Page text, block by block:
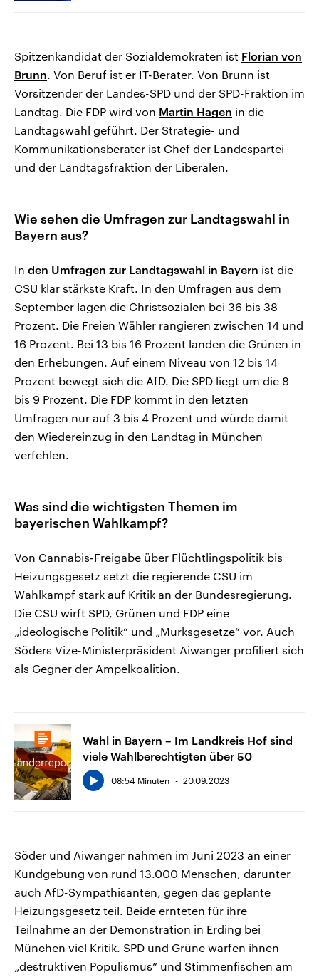
Spitzenkandidat der Sozialdemokraten ist Florian von
Brunn . Von Beruf ist er IT-Berater. Von Brunn ist
Vorsitzender der Landes-SPD und der SPD-Fraktion im
Landtag. Die FDP wird von Martin Hagen in die
Landtagswahl geführt. Der Strategie- und
Kommunikationsberater ist Chef der Landespartei
und der Landtagsfraktion der Liberalen.
Wie sehen die Umfragen zur Landtagswahl in
Bayern aus?
In den Umfragen zur Landtagswahl in Bayern ist die
CSU klar stärkste Kraft. In den Umfragen aus dem
September lagen die Christsozialen bei 36 bis 38
Prozent. Die Freien Wähler rangieren zwischen 14 und
16 Prozent. Bei 13 bis 16 Prozent landen die Grünen in
den Erhebungen. Auf einem Niveau von 12 bis 14
Prozent bewegt sich die AfD. Die SPD liegt um die 8
bis 9 Prozent. Die FDP kommt in den letzten
Umfragen nur auf 3 bis 4 Prozent und würde damit
den Wiedereinzug in den Landtag in München
verfehlen.
Was sind die wichtigsten Themen im
bayerischen Wahlkampf?
Von Cannabis-Freigabe über Flüchtlingspolitik bis
Heizungsgesetz setzt die regierende CSU im
Wahlkampf stark auf Kritik an der Bundesregierung.
Die CSU wirft SPD, Grünen und FDP eine
„ideologische Politik“ und „Murksgesetze“ vor. Auch
Söders Vize-Ministerpräsident Aiwanger profiliert sich
als Gegner der Ampelkoalition.
Wahl in Bayern – Im Landkreis Hof sind
viele Wahlberechtigten über 50
08:54 Minuten 20.09.2023
Söder und Aiwanger nahmen im Juni 2023 an einer
Kundgebung von rund 13.000 Menschen, darunter
auch AfD-Sympathisanten, gegen das geplante
Heizungsgesetz teil. Beide ernteten für ihre
Teilnahme an der Demonstration in Erding bei
München viel Kritik. SPD und Grüne warfen ihnen
„destruktiven Populismus“ und Stimmenfischen am